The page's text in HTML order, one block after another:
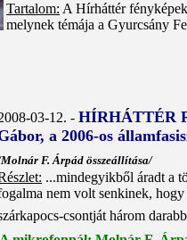
Tartalom: A Hírháttér
melynek témája a Gyurcsány
03-12. - HÍRHÁTTÉR
a 2006-os
Molnár F. Árpád összeállítása/
...mindegyikből áradt a
nem volt senkinek,
csontját három